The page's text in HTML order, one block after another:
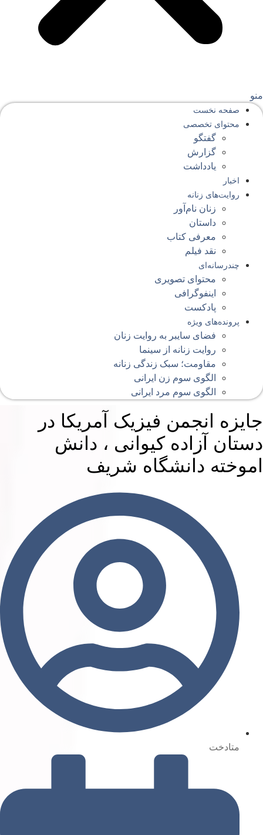
صفحه‌ نخست
محتوای‌ تخصصی
گفتگو
گزارش
یادداشت
اخبار
روایت‌های زنانه
زنان نام‌آور
داستان
معرفی کتاب
نقد فیلم
چندرسانه‌ای
محتوای تصویری
اینفوگرافی
پادکست
پرونده‌های ویژه
فضای سایبر به روایت زنان
روایت زنانه از سینما
مقاومت؛ سبک زندگی زنانه
الگوی سوم زن ایرانی
الگوی سوم مرد ایرانی
انجمن فیزیک آمریکا در
آزاده کیوانی ، دانش
دانشگاه شریف
متادخت